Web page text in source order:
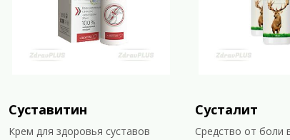
Суставитин
Крем для здоровья суставов
Сусталит
Средство от боли